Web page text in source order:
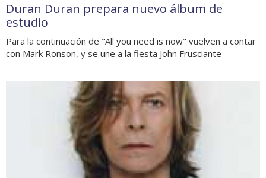
Duran Duran prepara nuevo álbum de
estudio
Para la continuación de "All you need is now" vuelven a contar
con Mark Ronson, y se une a la fiesta John Frusciante